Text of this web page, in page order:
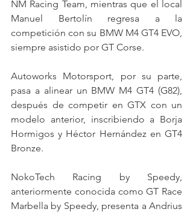
NM Racing Team, mientras que el local
Manuel Bertolín regresa a la
competición con su BMW M4 GT4 EVO,
siempre asistido por GT Corse.
Autoworks Motorsport, por su parte,
pasa a alinear un BMW M4 GT4 (G82),
después de competir en GTX con un
modelo anterior, inscribiendo a Borja
Hormigos y Héctor Hernández en GT4
Bronze.
NokoTech Racing by Speedy,
anteriormente conocida como GT Race
Marbella by Speedy, presenta a Andrius